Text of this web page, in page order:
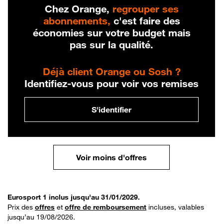
Chez Orange, regrouper ses
abonnements, c'est faire des
économies sur votre budget mais
pas sur la qualité.
Déjà client Orange ou Sosh ?
Identifiez-vous pour voir vos remises
S'identifier
Voir moins d'offres
Eurosport 1 inclus jusqu'au 31/01/2029.
Prix des offres et offre de remboursement incluses, valables
jusqu’au 19/08/2026.